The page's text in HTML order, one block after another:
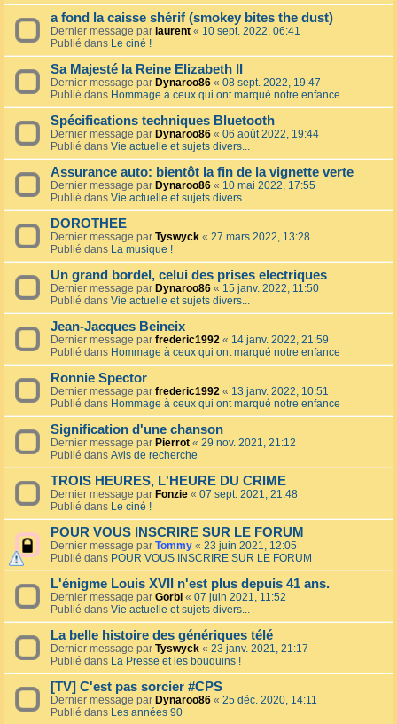
a fond la caisse shérif (smokey bites the dust)
Dernier message par laurent « 10 sept. 2022, 06:41
Publié dans Le ciné !
Sa Majesté la Reine Elizabeth II
Dernier message par Dynaroo86 « 08 sept. 2022, 19:47
Publié dans Hommage à ceux qui ont marqué notre enfance
Spécifications techniques Bluetooth
Dernier message par Dynaroo86 « 06 août 2022, 19:44
Publié dans Vie actuelle et sujets divers...
Assurance auto: bientôt la fin de la vignette verte
Dernier message par Dynaroo86 « 10 mai 2022, 17:55
Publié dans Vie actuelle et sujets divers...
DOROTHEE
Dernier message par Tyswyck « 27 mars 2022, 13:28
Publié dans La musique !
Un grand bordel, celui des prises electriques
Dernier message par Dynaroo86 « 15 janv. 2022, 11:50
Publié dans Vie actuelle et sujets divers...
Jean-Jacques Beineix
Dernier message par frederic1992 « 14 janv. 2022, 21:59
Publié dans Hommage à ceux qui ont marqué notre enfance
Ronnie Spector
Dernier message par frederic1992 « 13 janv. 2022, 10:51
Publié dans Hommage à ceux qui ont marqué notre enfance
Signification d'une chanson
Dernier message par Pierrot « 29 nov. 2021, 21:12
Publié dans Avis de recherche
TROIS HEURES, L'HEURE DU CRIME
Dernier message par Fonzie « 07 sept. 2021, 21:48
Publié dans Le ciné !
POUR VOUS INSCRIRE SUR LE FORUM
Dernier message par Tommy « 23 juin 2021, 12:05
Publié dans POUR VOUS INSCRIRE SUR LE FORUM
L'énigme Louis XVII n'est plus depuis 41 ans.
Dernier message par Gorbi « 07 juin 2021, 11:52
Publié dans Vie actuelle et sujets divers...
La belle histoire des génériques télé
Dernier message par Tyswyck « 23 janv. 2021, 21:17
Publié dans La Presse et les bouquins !
[TV] C'est pas sorcier #CPS
Dernier message par Dynaroo86 « 25 déc. 2020, 14:11
Publié dans Les années 90